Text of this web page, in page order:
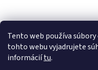
Tento web používa
tohto webu vyjadrujete
informáciítu.
Z